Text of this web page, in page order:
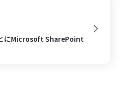
にMicrosoft SharePoint